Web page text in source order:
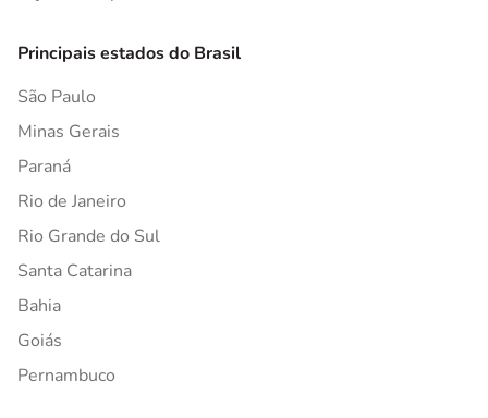
Principais estados do Brasil
São Paulo
Minas Gerais
Paraná
Rio de Janeiro
Rio Grande do Sul
Santa Catarina
Bahia
Goiás
Pernambuco